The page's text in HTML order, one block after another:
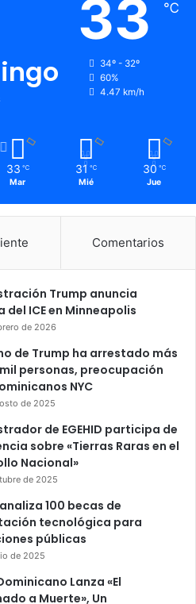
33 ℃
34º - 32º
60%
4.47 km/h
33 ℃
Mar
31 ℃
Mié
30 ℃
Jue
Comentarios
Trump anuncia
del ICE en Minneapolis
de 2026
de Trump ha arrestado más
personas, preocupación
NYC
de 2025
de EGEHID participa de
sobre «Tierras Raras en el
Nacional»
de 2025
100 becas de
tecnológica para
públicas
de 2025
Lanza «El
a Muerte», Un